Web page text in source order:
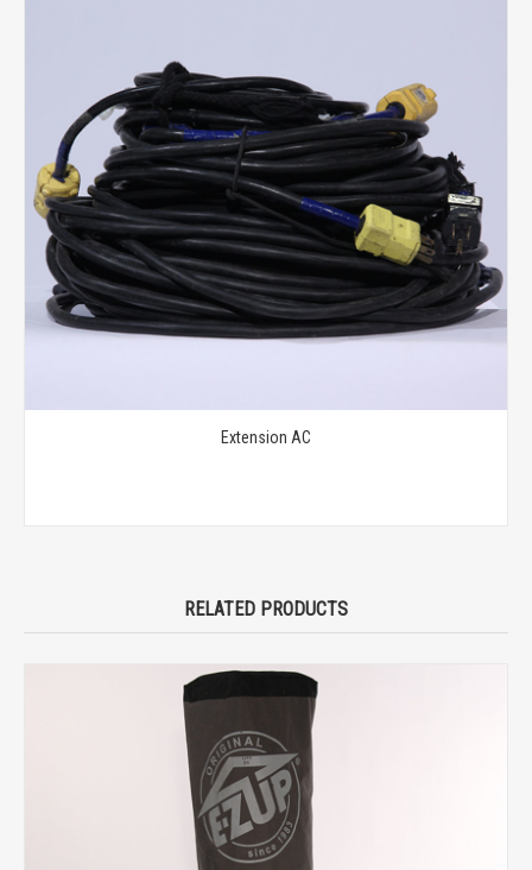
Extension AC
RELATED PRODUCTS